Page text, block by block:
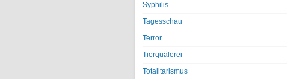
Syphilis
Tagesschau
Terror
Tierquälerei
Totalitarismus